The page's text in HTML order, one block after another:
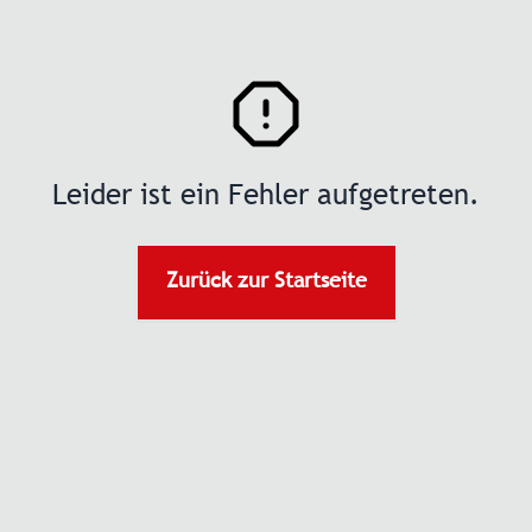
Leider ist ein Fehler aufgetreten.
Zurück zur Startseite